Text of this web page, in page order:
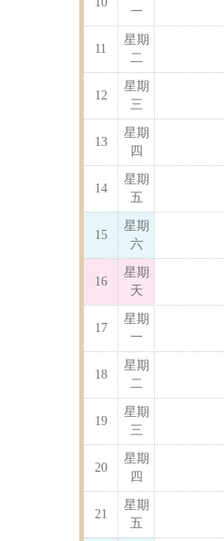
一
11
星期
二
12
星期
三
13
星期
四
14
星期
五
15
星期
六
16
星期
天
17
星期
一
18
星期
二
19
星期
三
20
星期
四
21
星期
五